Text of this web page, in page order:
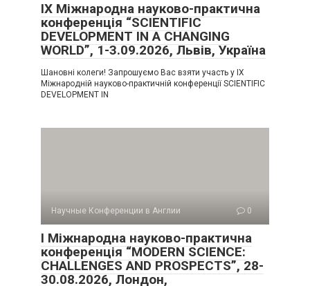
IX Міжнародна науково-практична
конференція “SCIENTIFIC
DEVELOPMENT IN A CHANGING
WORLD”, 1-3.09.2026, Львів, Україна
Шановні колеги! Запрошуємо Вас взяти участь у IX
Міжнародній науково-практичній конференції SCIENTIFIC
DEVELOPMENT IN
Научные Конференции в Англии 0
I Міжнародна науково-практична
конференція “MODERN SCIENCE:
CHALLENGES AND PROSPECTS”, 28-
30.08.2026, Лондон,